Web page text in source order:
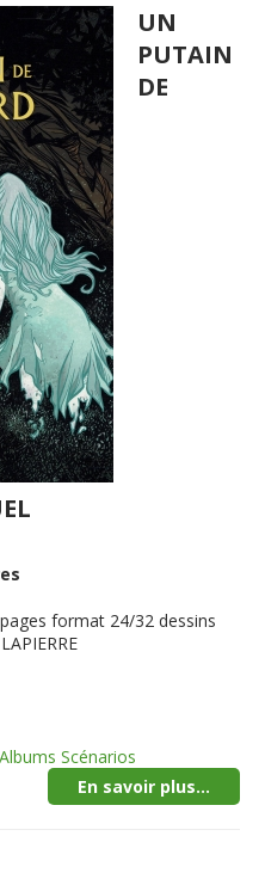
UN
PUTAIN
DE
format 24/32 dessins
Scénarios
En savoir plus...